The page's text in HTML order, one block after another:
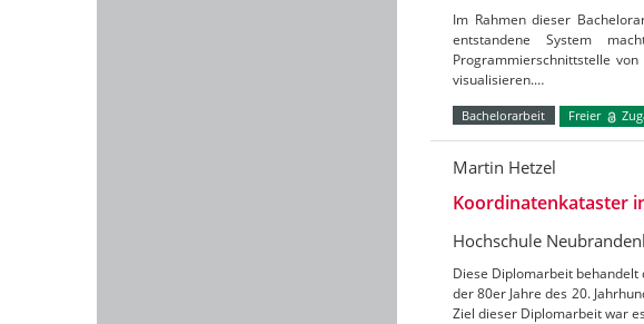
Im Rahmen dieser
entstandene System
Programmierschnittstelle
visualisieren.…
Bachelorarbeit Freier
Martin Hetzel
Koordinatenkataster
Hochschule
Diese Diplomarbeit
der 80er Jahre des 20.
Ziel dieser Diplomarbeit war